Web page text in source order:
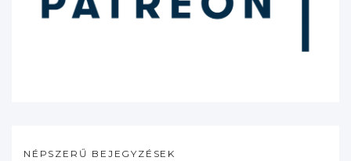
NÉPSZERŰ BEJEGYZÉSEK